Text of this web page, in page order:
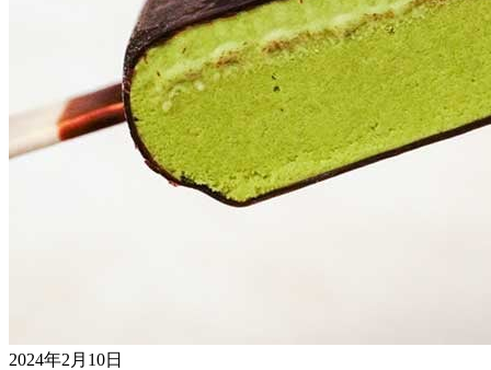
2024年2月10日